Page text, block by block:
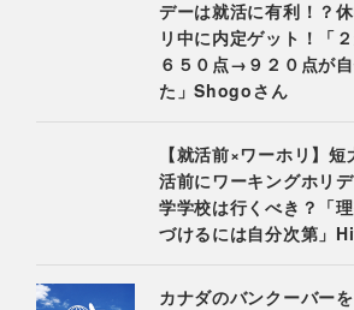
デーは就活に有利！？
リ中に内定ゲット！「
６５０点→９２０点が
た」Shogoさん
【就活前×ワーホリ】
活前にワーキングホリ
学学校は行くべき？「
づけるには自分次第」
カナダのバンクーバー